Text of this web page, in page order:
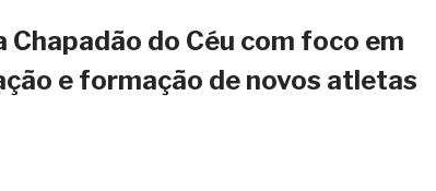
do Céu com foco em
e formação de novos atletas